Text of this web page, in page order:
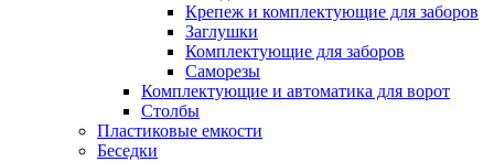
Крепеж и комплектующие для заборов
Заглушки
Комплектующие для заборов
Саморезы
Комплектующие и автоматика для ворот
Столбы
Пластиковые емкости
Беседки